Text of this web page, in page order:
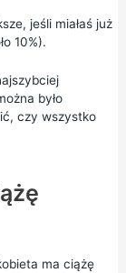
jeśli miałaś już
10%).
było
czy wszystko
ma ciążę